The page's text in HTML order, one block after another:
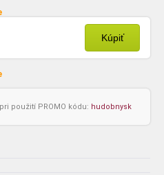
Kúpiť
použití PROMO kódu: hudobnysk